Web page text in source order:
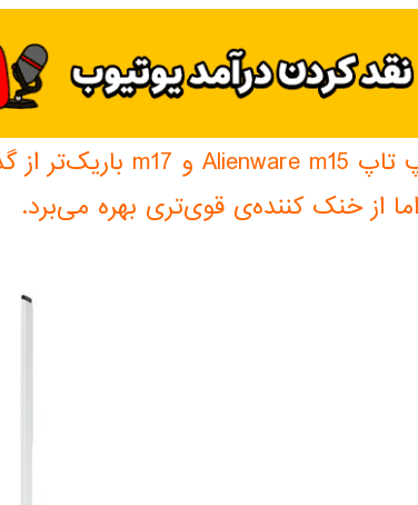
اما از خنک کننده‌ی قوی‌تری بهره می‌برد.